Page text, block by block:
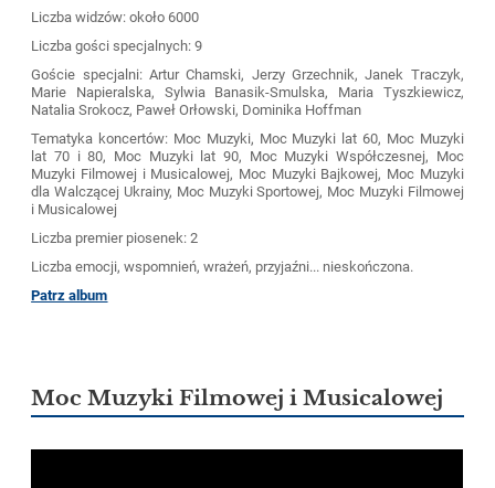
Liczba widzów: około 6000
Liczba gości specjalnych: 9
Goście specjalni: Artur Chamski, Jerzy Grzechnik, Janek Traczyk,
Marie Napieralska, Sylwia Banasik-Smulska, Maria Tyszkiewicz,
Natalia Srokocz, Paweł Orłowski, Dominika Hoffman
Tematyka koncertów: Moc Muzyki, Moc Muzyki lat 60, Moc Muzyki
lat 70 i 80, Moc Muzyki lat 90, Moc Muzyki Współczesnej, Moc
Muzyki Filmowej i Musicalowej, Moc Muzyki Bajkowej, Moc Muzyki
dla Walczącej Ukrainy, Moc Muzyki Sportowej, Moc Muzyki Filmowej
i Musicalowej
Liczba premier piosenek: 2
Liczba emocji, wspomnień, wrażeń, przyjaźni... nieskończona.
Patrz album
Moc Muzyki Filmowej i Musicalowej